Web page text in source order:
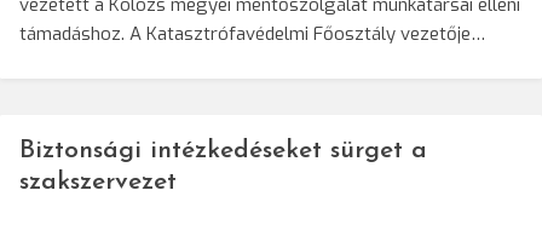
vezetett a Kolozs megyei mentőszolgálat munkatársai elleni
támadáshoz. A Katasztrófavédelmi Főosztály vezetője…
Biztonsági intézkedéseket sürget a
szakszervezet